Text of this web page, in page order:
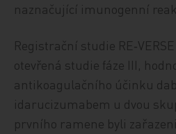
naznačující imunogenní
Registrační studie
otevřená studie fáze III,
antikoagulačního účinku
idarucizumabem u dvou
prvního ramene byli